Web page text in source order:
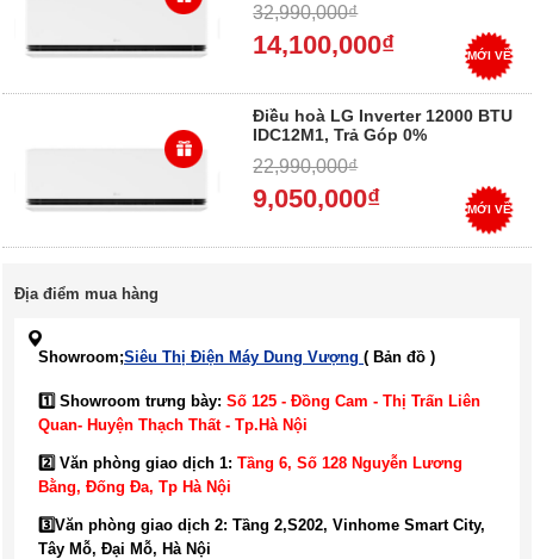
32,990,000₫
14,100,000₫ MỚI VỀ
Điều hoà LG Inverter 12000 BTU
IDC12M1, Trả Góp 0%
22,990,000₫
9,050,000₫ MỚI VỀ
Địa điểm mua hàng
Showroom;Siêu Thị Điện Máy Dung Vượng ( Bản đồ )
1️⃣ Showroom trưng bày: Số 125 - Đồng Cam - Thị Trấn Liên
Quan- Huyện Thạch Thất - Tp.Hà Nội
2️⃣ Văn phòng giao dịch 1: Tầng 6, Số 128 Nguyễn Lương
Bằng, Đống Đa, Tp Hà Nội
3️⃣Văn phòng giao dịch 2: Tầng 2,S202, Vinhome Smart City,
Tây Mỗ, Đại Mỗ, Hà Nội